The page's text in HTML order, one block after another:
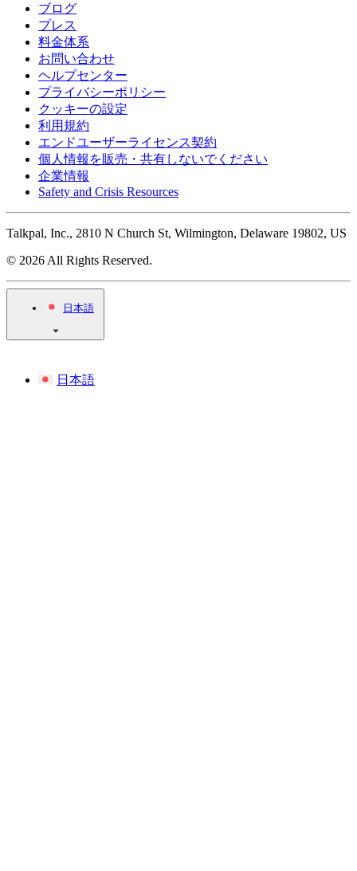
ブログ
プレス
料金体系
お問い合わせ
ヘルプセンター
プライバシーポリシー
クッキーの設定
利用規約
エンドユーザーライセンス契約
個人情報を販売・共有しないでください
企業情報
Safety and Crisis Resources
Talkpal, Inc., 2810 N Church St, Wilmington, Delaware 19802, US
© 2026 All Rights Reserved.
日本語
日本語